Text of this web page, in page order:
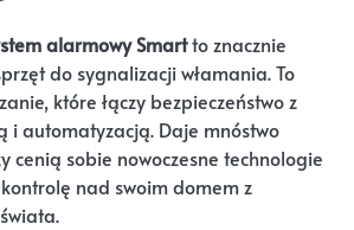
alarmowy Smartto znacznie
do sygnalizacji włamania. To
które łączy bezpieczeństwo z
i automatyzacją. Daje mnóstwo
cenią sobie nowoczesne technologie
nad swoim domem z